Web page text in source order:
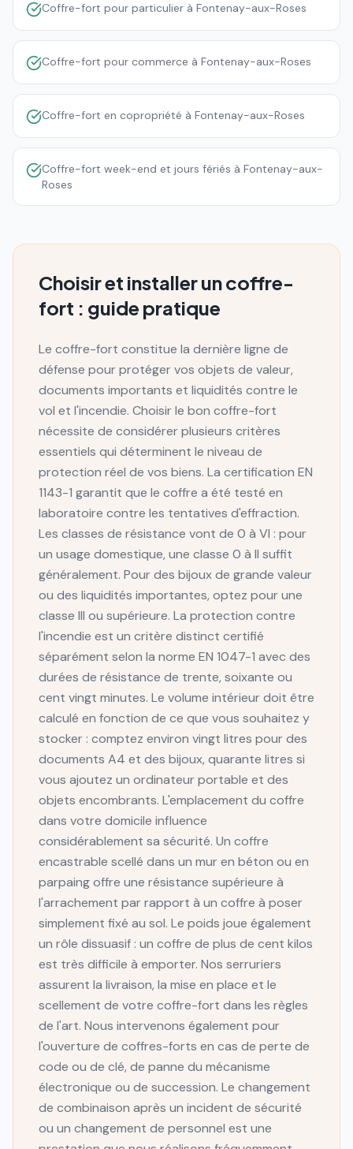
Coffre-fort pour particulier à Fontenay-aux-Roses
Coffre-fort pour commerce à Fontenay-aux-Roses
Coffre-fort en copropriété à Fontenay-aux-Roses
Coffre-fort week-end et jours fériés à Fontenay-aux-
Roses
Choisir et installer un coffre-
fort : guide pratique
Le coffre-fort constitue la dernière ligne de
défense pour protéger vos objets de valeur,
documents importants et liquidités contre le
vol et l'incendie. Choisir le bon coffre-fort
nécessite de considérer plusieurs critères
essentiels qui déterminent le niveau de
protection réel de vos biens. La certification EN
1143-1 garantit que le coffre a été testé en
laboratoire contre les tentatives d'effraction.
Les classes de résistance vont de 0 à VI : pour
un usage domestique, une classe 0 à II suffit
généralement. Pour des bijoux de grande valeur
ou des liquidités importantes, optez pour une
classe III ou supérieure. La protection contre
l'incendie est un critère distinct certifié
séparément selon la norme EN 1047-1 avec des
durées de résistance de trente, soixante ou
cent vingt minutes. Le volume intérieur doit être
calculé en fonction de ce que vous souhaitez y
stocker : comptez environ vingt litres pour des
documents A4 et des bijoux, quarante litres si
vous ajoutez un ordinateur portable et des
objets encombrants. L'emplacement du coffre
dans votre domicile influence
considérablement sa sécurité. Un coffre
encastrable scellé dans un mur en béton ou en
parpaing offre une résistance supérieure à
l'arrachement par rapport à un coffre à poser
simplement fixé au sol. Le poids joue également
un rôle dissuasif : un coffre de plus de cent kilos
est très difficile à emporter. Nos serruriers
assurent la livraison, la mise en place et le
scellement de votre coffre-fort dans les règles
de l'art. Nous intervenons également pour
l'ouverture de coffres-forts en cas de perte de
code ou de clé, de panne du mécanisme
électronique ou de succession. Le changement
de combinaison après un incident de sécurité
ou un changement de personnel est une